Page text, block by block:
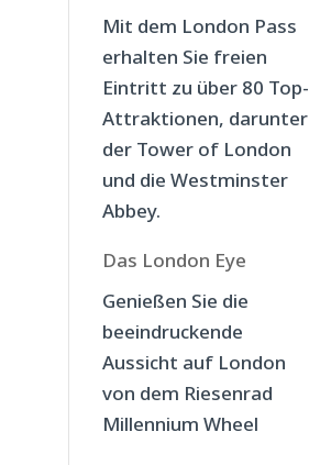
Mit dem London Pass
erhalten Sie freien
Eintritt zu über 80 Top-
Attraktionen, darunter
der Tower of London
und die Westminster
Abbey.
Das London Eye
Genießen Sie die
beeindruckende
Aussicht auf London
von dem Riesenrad
Millennium Wheel